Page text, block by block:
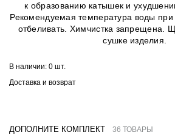
к образованию катышек и
Рекомендуемая температура воды при
отбеливать. Химчистка запрещена.
сушке изделия.
В наличии: 0 шт.
Доставка и возврат
ДОПОЛНИТЕ КОМПЛЕКТ 36 ТОВАРЫ